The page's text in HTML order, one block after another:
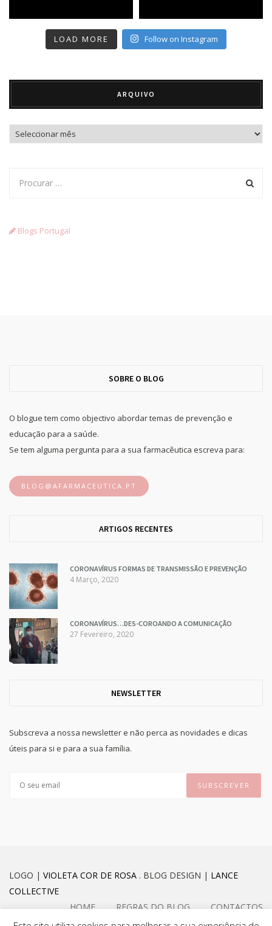
LOAD MORE Follow on Instagram
ARQUIVO
Arquivo
Blogs Portugal
SOBRE O BLOG
O blogue tem como objectivo abordar temas de prevenção e
educação para a saúde.
Se tem alguma pergunta para a sua farmacêutica escreva para:
BLOG@AFARMACEUTICA.PT
ARTIGOS RECENTES
CORONAVÍRUS FORMAS DE TRANSMISSÃO E PREVENÇÃO
4 Março, 2020
CORONAVÍRUS…DES-COROANDO A COMUNICAÇÃO
27 Fevereiro, 2020
NEWSLETTER
Subscreva a nossa newsletter e não perca as novidades e dicas
úteis para si e para a sua família.
LOGO | VIOLETA COR DE ROSA . BLOG DESIGN | LANCE
COLLECTIVE
HOME
REGRAS DO BLOG CONTACTOS